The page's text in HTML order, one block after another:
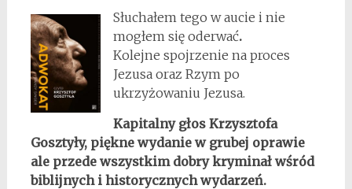
Słuchałem tego w aucie i nie
mogłem się oderwać.
Kolejne spojrzenie na proces
Jezusa oraz Rzym po
ukrzyżowaniu Jezusa.
Kapitalny głos Krzysztofa
Gosztyły, piękne wydanie w grubej oprawie
ale przede wszystkim dobry kryminał wśród
biblijnych i historycznych wydarzeń.